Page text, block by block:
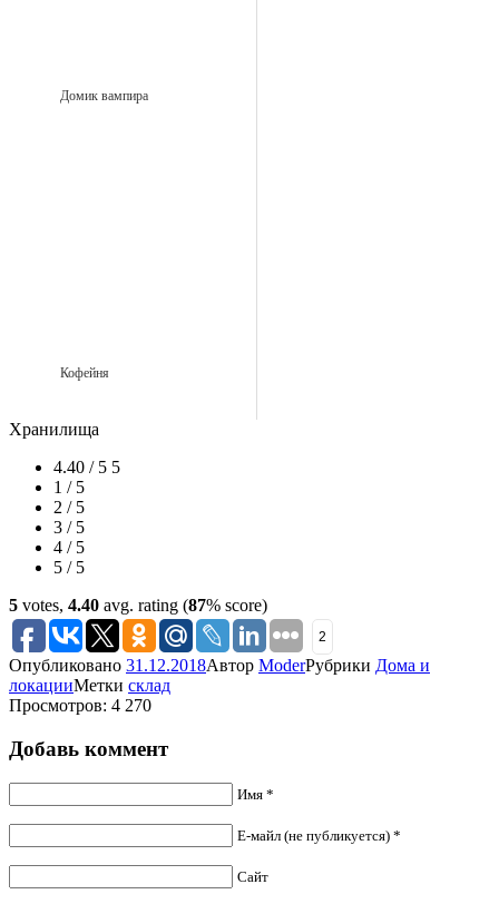
Домик вампира
Кофейня
Хранилища
4.40 / 5 5
1 / 5
2 / 5
3 / 5
4 / 5
5 / 5
5 votes, 4.40 avg. rating (87% score)
2
Опубликовано 31.12.2018Автор ModerРубрики Дома и
локацииМетки склад
Просмотров: 4 270
Добавь коммент
Имя *
Е-майл (не публикуется) *
Сайт